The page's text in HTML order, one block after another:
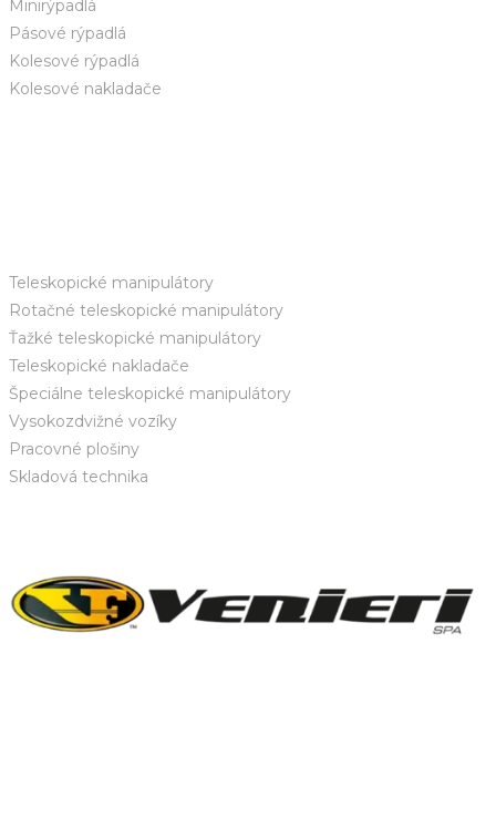
Minirýpadlá
Pásové rýpadlá
Kolesové rýpadlá
Kolesové nakladače
Teleskopické manipulátory
Rotačné teleskopické manipulátory
Ťažké teleskopické manipulátory
Teleskopické nakladače
Špeciálne teleskopické manipulátory
Vysokozdvižné vozíky
Pracovné plošiny
Skladová technika